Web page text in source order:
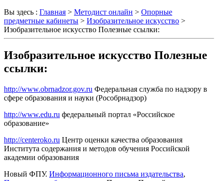
Вы здесь : Главная > Методист онлайн > Опорные
предметные кабинеты > Изобразительное искусство >
Изобразительное искусство Полезные ссылки:
Изобразительное искусство Полезные
ссылки:
http://www.obrnadzor.gov.ru Федеральная служба по надзору в
сфере образования и науки (Рособрнадзор)
http://www.edu.ru федеральный портал «Российское
образование»
http://centeroko.ru Центр оценки качества образования
Института содержания и методов обучения Российской
академии образования
Новый ФПУ. Информационного письма издательства,